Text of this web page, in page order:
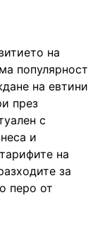
на
популярност
на евтини
през
с
и
на
за
перо от